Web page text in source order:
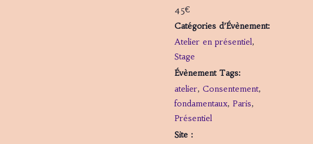
45€
Catégories d’Évènement:
Atelier en présentiel,
Stage
Évènement Tags:
atelier, Consentement,
fondamentaux, Paris,
Présentiel
Site :